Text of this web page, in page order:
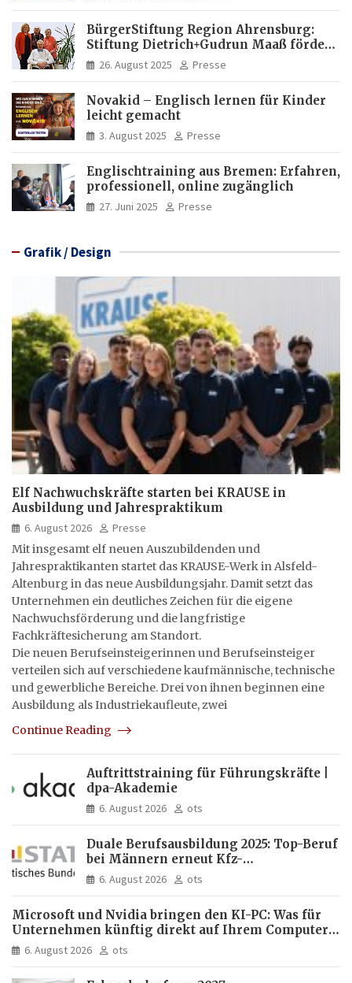
Internationaler Experte für Bildung
BürgerStiftung Region Ahrensburg:
Stiftung Dietrich+Gudrun Maaß fördert
Deutschkenntnisse von Frauen
26. August 2025 Presse
Novakid – Englisch lernen für Kinder
leicht gemacht
3. August 2025 Presse
Englischtraining aus Bremen: Erfahren,
professionell, online zugänglich
27. Juni 2025 Presse
Grafik / Design
Elf Nachwuchskräfte starten bei KRAUSE in
Ausbildung und Jahrespraktikum
6. August 2026
Presse
Mit insgesamt elf neuen Auszubildenden und
Jahrespraktikanten startet das KRAUSE-Werk in Alsfeld-
Altenburg in das neue Ausbildungsjahr. Damit setzt das
Unternehmen ein deutliches Zeichen für die eigene
Nachwuchsförderung und die langfristige
Fachkräftesicherung am Standort.
Die neuen Berufseinsteigerinnen und Berufseinsteiger
verteilen sich auf verschiedene kaufmännische, technische
und gewerbliche Bereiche. Drei von ihnen beginnen eine
Ausbildung als Industriekaufleute, zwei
Continue Reading
Auftrittstraining für Führungskräfte |
dpa-Akademie
6. August 2026 ots
Duale Berufsausbildung 2025: Top-Beruf
bei Männern erneut Kfz-
Mechatroniker, bei Frauen
medizinische Fachangestellte
6. August 2026 ots
Microsoft und Nvidia bringen den KI-PC: Was für
Unternehmen künftig direkt auf Ihrem Computer
läuft und was weiter in der Cloud bleibt
6. August 2026 ots